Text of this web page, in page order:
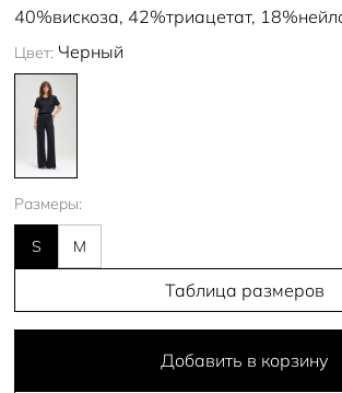
40%вискоза, 42%триацетат,
Цвет: Черный
Размеры:
S M
Таблица размеров
Добавить в корзину